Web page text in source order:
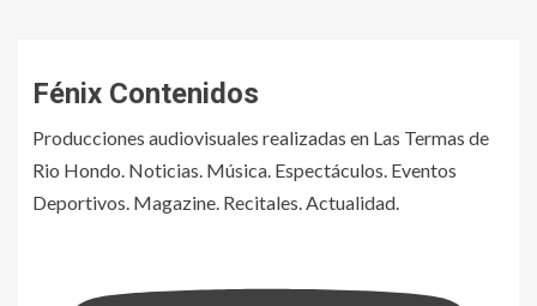
Fénix Contenidos
Producciones audiovisuales realizadas en Las Termas de
Rio Hondo. Noticias. Música. Espectáculos. Eventos
Deportivos. Magazine. Recitales. Actualidad.